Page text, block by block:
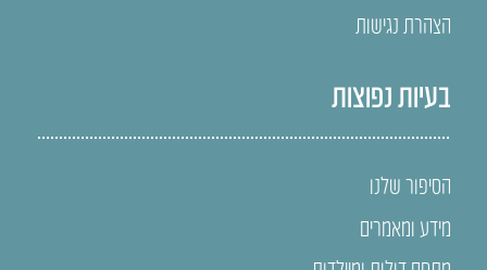
הצהרת נגישות
בעיות נפוצות
הסיפור שלנו
מידע ומאמרים